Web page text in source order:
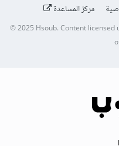
مركز المساعدة
© 2025Hsoub.Content